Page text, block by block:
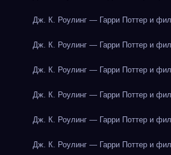
Дж. К. Роулинг — Гарри Поттер и
Дж. К. Роулинг — Гарри Поттер и
Дж. К. Роулинг — Гарри Поттер и
Дж. К. Роулинг — Гарри Поттер и
Дж. К. Роулинг — Гарри Поттер и
Дж. К. Роулинг — Гарри Поттер и